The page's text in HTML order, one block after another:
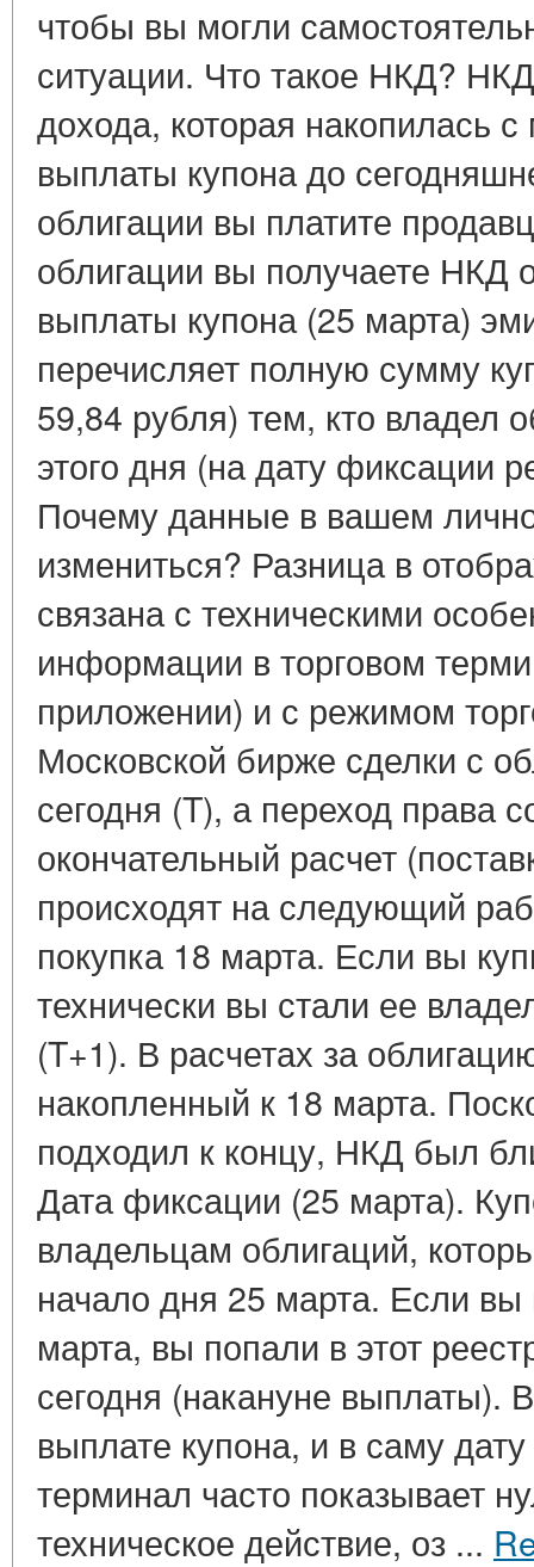
чтобы вы могли
ситуации. Что такое НКД?
дохода, которая накопилась
выплаты купона до
облигации вы платите
облигации вы получаете НКД
выплаты купона (25 марта)
перечисляет полную сумму
59,84 рубля) тем, кто владел
этого дня (на дату фиксации
Почему данные в вашем
измениться? Разница в
связана с техническими
информации в торговом
приложении) и с режимом
Московской бирже сделки с
сегодня (T), а переход права
окончательный расчет
происходят на следующий
покупка 18 марта. Если вы
технически вы стали ее
(T+1). В расчетах за
накопленный к 18 марта.
подходил к концу, НКД был
Дата фиксации (25 марта).
владельцам облигаций,
начало дня 25 марта. Если
марта, вы попали в этот
сегодня (накануне
выплате купона, и в саму
терминал часто показывает
техническое действие, оз ...